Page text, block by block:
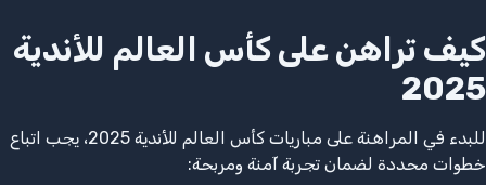
كيف تراهن على كأس العالم للأندية
2025
للبدء في المراهنة على مباريات كأس العالم للأندية 2025، يجب اتباع
خطوات محددة لضمان تجربة آمنة ومربحة: